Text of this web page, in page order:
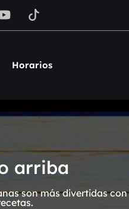
Horarios
arriba
son más divertidas